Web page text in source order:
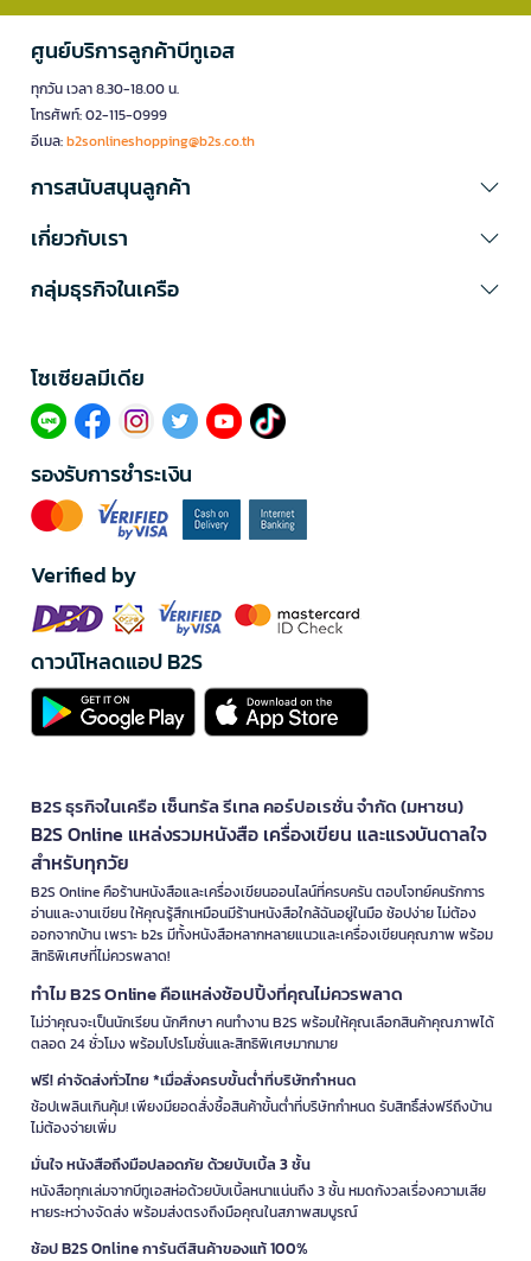
ศูนย์บริการลูกค้าบีทูเอส
ทุกวัน เวลา 8.30-18.00 น.
โทรศัพท์: 02-115-0999
อีเมล:b2sonlineshopping@b2s.co.th
การสนับสนุนลูกค้า
เกี่ยวกับเรา
กลุ่มธุรกิจในเครือ
โซเซียลมีเดีย​
รองรับการชำระเงิน
Verified by
ดาวน์โหลดแอป B2S
B2S ธุรกิจในเครือ เซ็นทรัล รีเทล คอร์ปอเรชั่น จำกัด (มหาชน)
B2S Online แหล่งรวมหนังสือ เครื่องเขียน และแรงบันดาลใจ
สำหรับทุกวัย
B2S Online คือร้านหนังสือและเครื่องเขียนออนไลน์ที่ครบครัน ตอบโจทย์คนรักการ
อ่านและงานเขียน ให้คุณรู้สึกเหมือนมีร้านหนังสือใกล้ฉันอยู่ในมือ ช้อปง่าย ไม่ต้อง
ออกจากบ้าน เพราะ b2s มีทั้งหนังสือหลากหลายแนวและเครื่องเขียนคุณภาพ พร้อม
สิทธิพิเศษที่ไม่ควรพลาด!
ทำไม B2S Online คือแหล่งช้อปปิ้งที่คุณไม่ควรพลาด
ไม่ว่าคุณจะเป็นนักเรียน นักศึกษา คนทำงาน B2S พร้อมให้คุณเลือกสินค้าคุณภาพได้
ตลอด 24 ชั่วโมง พร้อมโปรโมชั่นและสิทธิพิเศษมากมาย
ฟรี! ค่าจัดส่งทั่วไทย *เมื่อสั่งครบขั้นต่ำที่บริษัทกำหนด
ช้อปเพลินเกินคุ้ม! เพียงมียอดสั่งซื้อสินค้าขั้นต่ำที่บริษัทกำหนด รับสิทธิ์ส่งฟรีถึงบ้าน
ไม่ต้องจ่ายเพิ่ม
มั่นใจ หนังสือถึงมือปลอดภัย ด้วยบับเบิ้ล 3 ชั้น
หนังสือทุกเล่มจากบีทูเอสห่อด้วยบับเบิ้ลหนาแน่นถึง 3 ชั้น หมดกังวลเรื่องความเสีย
หายระหว่างจัดส่ง พร้อมส่งตรงถึงมือคุณในสภาพสมบูรณ์
ช้อป B2S Online การันตีสินค้าของแท้ 100%